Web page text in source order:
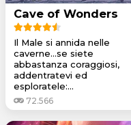
Cave of Wonders
Il Male si annida nelle
caverne...se siete
abbastanza coraggiosi,
addentratevi ed
esploratele:...
72.566